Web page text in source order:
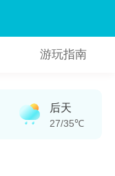
游玩指南
后天
27/35℃